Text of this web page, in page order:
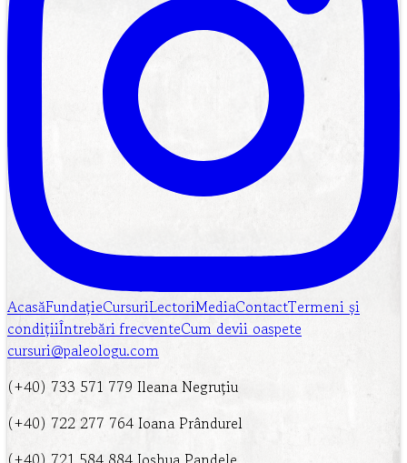
AcasăFundațieCursuriLectoriMediaContactTermeni și
condițiiÎntrebări frecventeCum devii oaspete
cursuri@paleologu.com
(+40) 733 571 779 Ileana Negruțiu
(+40) 722 277 764 Ioana Prândurel